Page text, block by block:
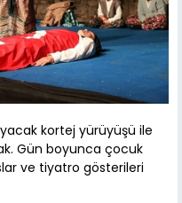
kortej yürüyüşü ile
Gün boyunca çocuk
ve tiyatro gösterileri